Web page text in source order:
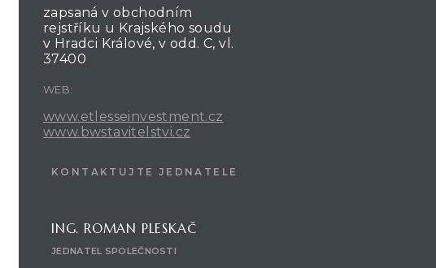
zapsaná v obchodním
rejstříku u Krajského soudu
v Hradci Králové, v odd. C, vl.
37400
WEB:
www.etlesseinvestment.cz
www.bwstavitelstvi.cz
KONTAKTUJTE JEDNATELE
ING. ROMAN PLESKAČ
JEDNATEL SPOLEČNOSTI